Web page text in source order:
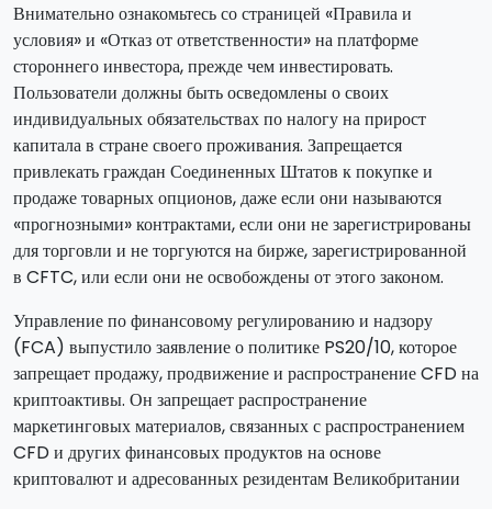
Внимательно ознакомьтесь со страницей «Правила и
условия» и «Отказ от ответственности» на платформе
стороннего инвестора, прежде чем инвестировать.
Пользователи должны быть осведомлены о своих
индивидуальных обязательствах по налогу на прирост
капитала в стране своего проживания. Запрещается
привлекать граждан Соединенных Штатов к покупке и
продаже товарных опционов, даже если они называются
«прогнозными» контрактами, если они не зарегистрированы
для торговли и не торгуются на бирже, зарегистрированной
в CFTC, или если они не освобождены от этого законом.
Управление по финансовому регулированию и надзору
(FCA) выпустило заявление о политике PS20/10, которое
запрещает продажу, продвижение и распространение CFD на
криптоактивы. Он запрещает распространение
маркетинговых материалов, связанных с распространением
CFD и других финансовых продуктов на основе
криптовалют и адресованных резидентам Великобритании